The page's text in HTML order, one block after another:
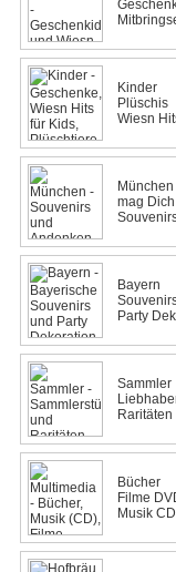
Kinder
Plüschis
Wiesn
München
mag Dich
Bayern
Party
Sammler
Raritäten
Bücher
Filme
Musik CD